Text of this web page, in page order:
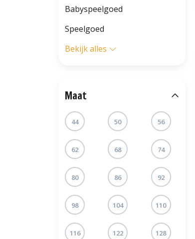
Babyspeelgoed
Speelgoed
Bekijk alles
Maat
44 50 56
62 68 74
80 86 92
98 104 110
116 122 128